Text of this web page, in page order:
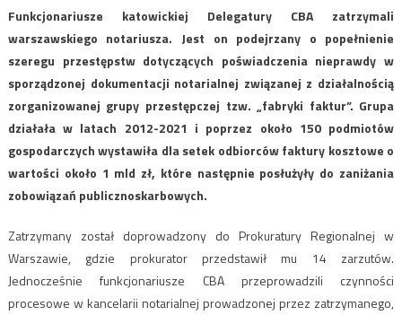
Funkcjonariusze katowickiej Delegatury CBA zatrzymali
warszawskiego notariusza. Jest on podejrzany o popełnienie
szeregu przestępstw dotyczących poświadczenia nieprawdy w
sporządzonej dokumentacji notarialnej związanej z działalnością
zorganizowanej grupy przestępczej tzw. „fabryki faktur”. Grupa
działała w latach 2012-2021 i poprzez około 150 podmiotów
gospodarczych wystawiła dla setek odbiorców faktury kosztowe o
wartości około 1 mld zł, które następnie posłużyły do zaniżania
zobowiązań publicznoskarbowych.
Zatrzymany został doprowadzony do Prokuratury Regionalnej w
Warszawie, gdzie prokurator przedstawił mu 14 zarzutów.
Jednocześnie funkcjonariusze CBA przeprowadzili czynności
procesowe w kancelarii notarialnej prowadzonej przez zatrzymanego,